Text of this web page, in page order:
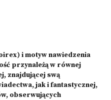
i motyw nawiedzenia
przynależą w równej
znajdującej swą
jak i fantastycznej,
obserwujących